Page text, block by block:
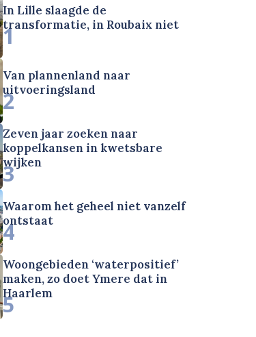
In Lille slaagde de
transformatie, in Roubaix niet
1
Van plannenland naar
uitvoeringsland
2
Zeven jaar zoeken naar
koppelkansen in kwetsbare
wijken
3
Waarom het geheel niet vanzelf
ontstaat
4
Woongebieden ‘waterpositief’
maken, zo doet Ymere dat in
Haarlem
5